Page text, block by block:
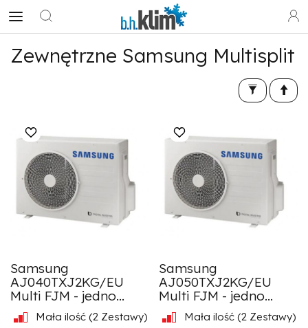
Zewnętrzne Samsung Multisplit
Samsung
AJ040TXJ2KG/EU
Multi FJM - jedno...
Mała ilość (2 Zestawy)
Samsung
AJ050TXJ2KG/EU
Multi FJM - jedno...
Mała ilość (2 Zestawy)